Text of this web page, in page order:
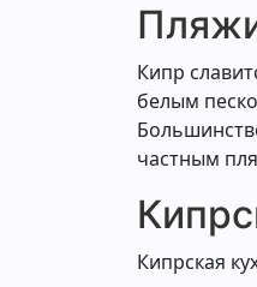
Кипр
белым
частным
Кипрская